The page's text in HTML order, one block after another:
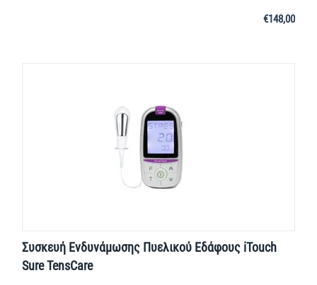
€148,00
Συσκευή Ενδυνάμωσης Πυελικού Εδάφους iTouch
Sure TensCare